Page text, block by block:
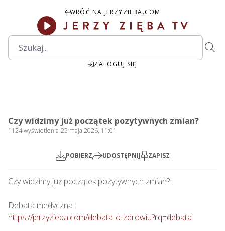
WRÓĆ NA JERZYZIEBA.COM
ZALOGUJ SIĘ
Play
Czy widzimy już początek pozytywnych zmian?
1124wyświetlenia-25 maja 2026, 11:01
POBIERZ UDOSTĘPNIJ ZAPISZ
Czy widzimy już początek pozytywnych zmian?
https://jerzyzieba.com/debata-o-zdrowiu?rq=debata